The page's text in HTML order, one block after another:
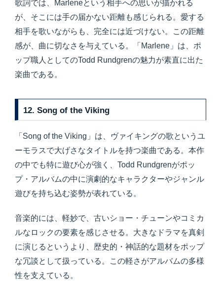
歌詞では、Marleneという相手への思いが描かれる
が、そこには手の届かない距離も感じられる。愛する
相手を歌いながらも、完全には近づけない。この距離
感が、曲に切なさを与えている。「Marlene」は、ポ
ップ職人としてのTodd Rundgrenの魅力が素直に出た
楽曲である。
12. Song of the Viking
「Song of the Viking」は、ヴァイキングの歌というユ
ーモラスで大げさなタイトルを持つ楽曲である。本作
の中でも特に遊び心が強く、Todd Rundgrenがポッ
プ・アルバムの中に演劇的なキャラクターやジャンル
遊びを持ち込む姿勢が表れている。
音楽的には、軽妙で、古いショー・チューンやコミカ
ルなロックの要素を感じさせる。大きなドラマを真剣
に演じるというより、歴史的・神話的な題材をポップ
な冗談として扱っている。この軽さがアルバムの多様
性を支えている。